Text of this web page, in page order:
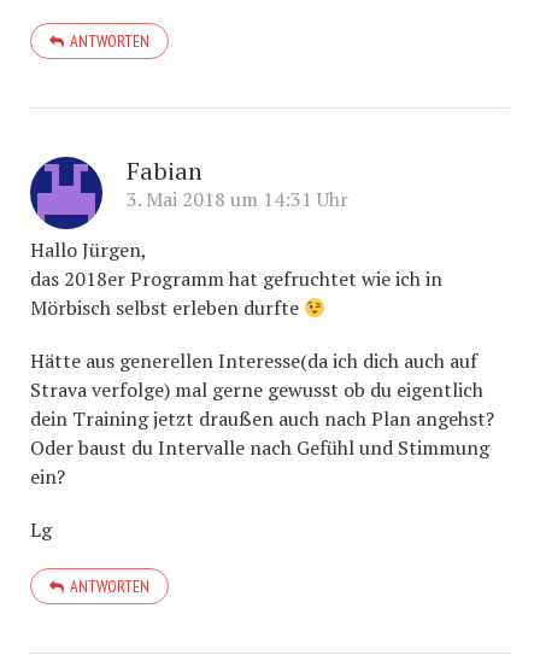
ANTWORTEN
Fabian
3. Mai 2018 um 14:31 Uhr
Hallo Jürgen,
das 2018er Programm hat gefruchtet wie ich in
Mörbisch selbst erleben durfte
Hätte aus generellen Interesse(da ich dich auch auf
Strava verfolge) mal gerne gewusst ob du eigentlich
dein Training jetzt draußen auch nach Plan angehst?
Oder baust du Intervalle nach Gefühl und Stimmung
ein?
Lg
ANTWORTEN